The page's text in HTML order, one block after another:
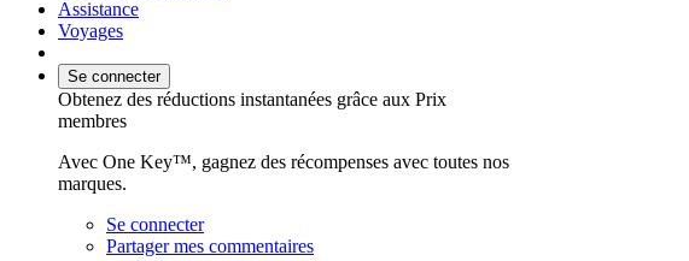
Assistance
Voyages
Se connecter
Obtenez des réductions instantanées grâce aux Prix
membres
Avec One Key™, gagnez des récompenses avec toutes nos
marques.
Se connecter
Partager mes commentaires